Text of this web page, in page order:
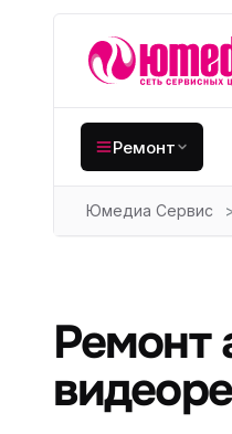
Ремонт
Крупная
Мелкая
техника
Юмедиа Сервис
Ремонт